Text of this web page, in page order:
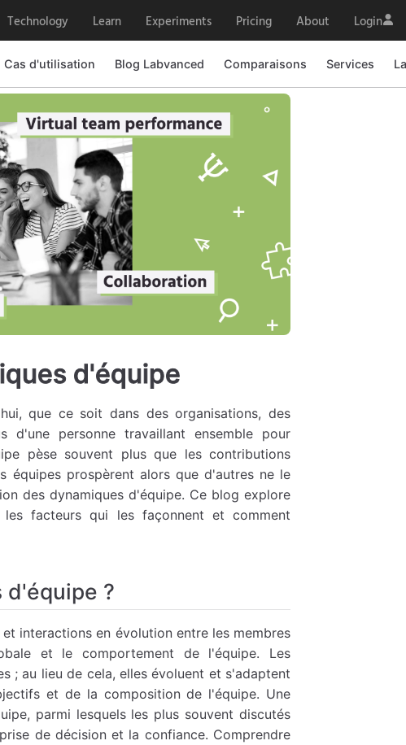
Technology Learn Experiments Pricing About Login
Cas d'utilisation Blog Labvanced Comparaisons Services
d'équipe
que ce soit dans des organisations, des
personne travaillant ensemble pour
pèse souvent plus que les contributions
équipes prospèrent alors que d'autres ne le
des dynamiques d'équipe. Ce blog explore
facteurs qui les façonnent et comment
d'équipe ?
interactions en évolution entre les membres
et le comportement de l'équipe. Les
; au lieu de cela, elles évoluent et s'adaptent
et de la composition de l'équipe. Une
parmi lesquels les plus souvent discutés
de décision et la confiance. Comprendre